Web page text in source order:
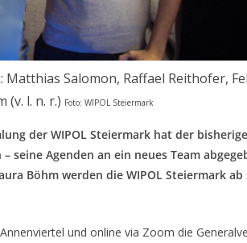
Salomon, Raffael Reithofer,
(v. l. n. r.) Foto: WIPOL Steiermark
der WIPOL Steiermark hat der
seine Agenden an ein neues Team
Böhm werden die WIPOL Steiermark
und online via Zoom die